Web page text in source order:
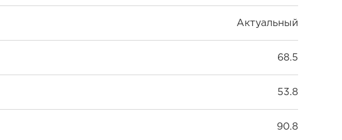
Актуальный
68.5
53.8
90.8